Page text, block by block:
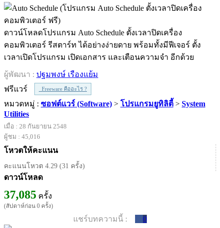
ดาวน์โหลดโปรแกรม Auto Schedule ตั้งเวลาปิดเครื่อง
คอมพิวเตอร์ รีสตาร์ท ได้อย่างง่ายดาย พร้อมทั้งมีฟีเจอร์ ตั้ง
เวลาเปิดโปรแกรม เปิดเอกสาร และเตือนความจำ อีกด้วย
ผู้พัฒนา : ปฐมพงษ์ เรืองแย้ม
ฟรีแวร์
Freeware คืออะไร ?
หมวดหมู่ : ซอฟต์แวร์ (Software) > โปรแกรมยูทิลิตี้ > System
Utilities
เมื่อ : 28 กันยายน 2548
ผู้ชม : 45,016
โหวตให้คะแนน
คะแนนโหวต 4.29 (31 ครั้ง)
ดาวน์โหลด
37,085 ครั้ง
(สัปดาห์ก่อน 0 ครั้ง)
แชร์บทความนี้ : 0